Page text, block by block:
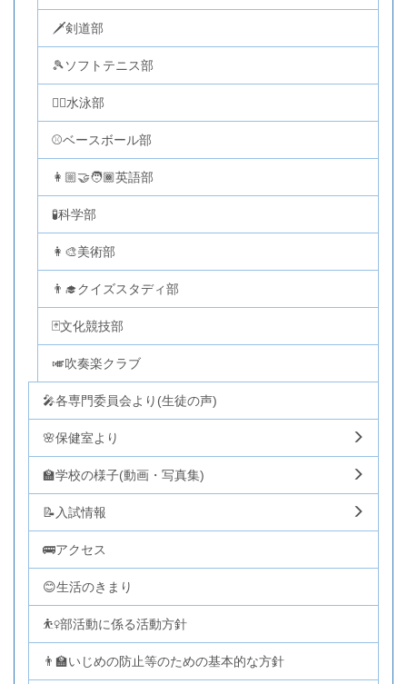
🗡剣道部
🎾ソフトテニス部
🏊‍♂️水泳部
⚾ベースボール部
👩🏼‍🤝‍🧑🏾英語部
🧪科学部
👩‍🎨美術部
👨‍🎓クイズスタディ部
🃏文化競技部
🎺吹奏楽クラブ
🎤各専門委員会より(生徒の声)
🌸保健室より
🏫学校の様子(動画・写真集)
📝入試情報
🚌アクセス
😊生活のきまり
⛹️‍♀️部活動に係る活動方針
👨‍🏫いじめの防止等のための基本的な方針